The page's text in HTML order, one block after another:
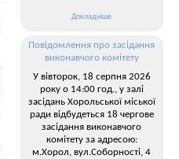
Докладніше
Повідомлення про засідання
виконавчого комітету
У вівторок, 18 серпня 2026
року о 14:00 год., у залі
засідань Хорольської міської
ради відбудеться 18 чергове
засідання виконавчого
комітету за адресою:
м.Хорол, вул.Соборності, 4